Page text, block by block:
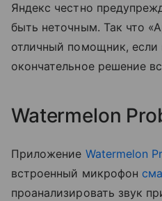
Яндекс честно
быть неточным. Так что
отличный помощник,
окончательное решение
Watermelon
Приложение Watermelon
встроенный микрофон
проанализировать звук